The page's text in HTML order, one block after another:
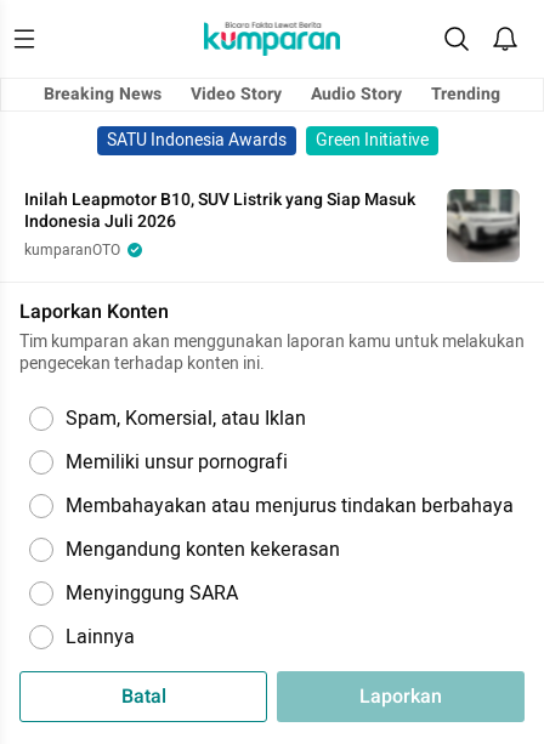
Breaking News Video Story Audio Story
Trending
SATU Indonesia Awards
Green Initiative
Inilah Leapmotor B10, SUV Listrik yang Siap Masuk
Indonesia Juli 2026
kumparanOTO
Laporkan Konten
Tim kumparan akan menggunakan laporan kamu untuk melakukan
pengecekan terhadap konten ini.
Spam, Komersial, atau Iklan
Memiliki unsur pornografi
Membahayakan atau menjurus tindakan berbahaya
Mengandung konten kekerasan
Menyinggung SARA
Lainnya
Batal Laporkan